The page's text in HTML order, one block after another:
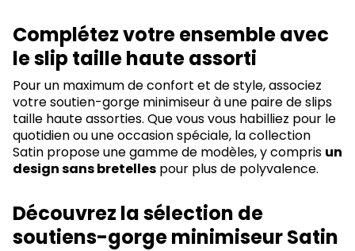
Complétez votre ensemble avec
le slip taille haute assorti
Pour un maximum de confort et de style, associez
votre soutien-gorge minimiseur à une paire de slips
taille haute assorties. Que vous vous habilliez pour le
quotidien ou une occasion spéciale, la collection
Satin propose une gamme de modèles, y compris un
design sans bretelles pour plus de polyvalence.
Découvrez la sélection de
soutiens-gorge minimiseur Satin